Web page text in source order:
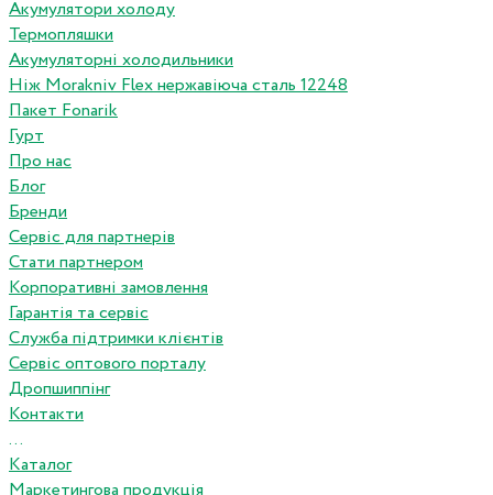
Акумулятори холоду
Термопляшки
Акумуляторні холодильники
Ніж Morakniv Flex нержавіюча сталь 12248
Пакет Fonarik
Гурт
Про нас
Блог
Бренди
Сервіс для партнерів
Стати партнером
Корпоративні замовлення
Гарантія та сервіс
Служба підтримки клієнтів
Сервіс оптового порталу
Дропшиппінг
Контакти
...
Каталог